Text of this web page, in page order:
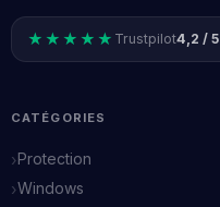
★★★★★ Trustpilot4,2 / 5
CATÉGORIES
Protection
Windows